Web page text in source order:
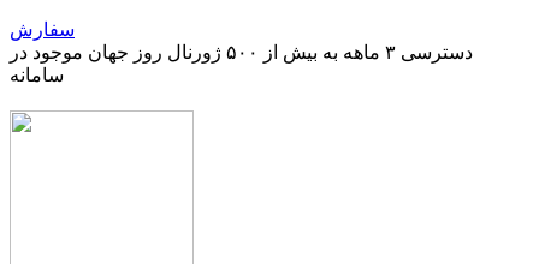
سفارش
دسترسی ۳ ماهه به بیش از ۵۰۰ ژورنال روز جهان موجود در
سامانه